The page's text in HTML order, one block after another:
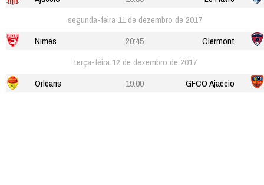
segunda-feira 11 de dezembro de 2017
Nimes
20:45
Clermont
terça-feira 12 de dezembro de 2017
Orleans
19:00 GFCO Ajaccio